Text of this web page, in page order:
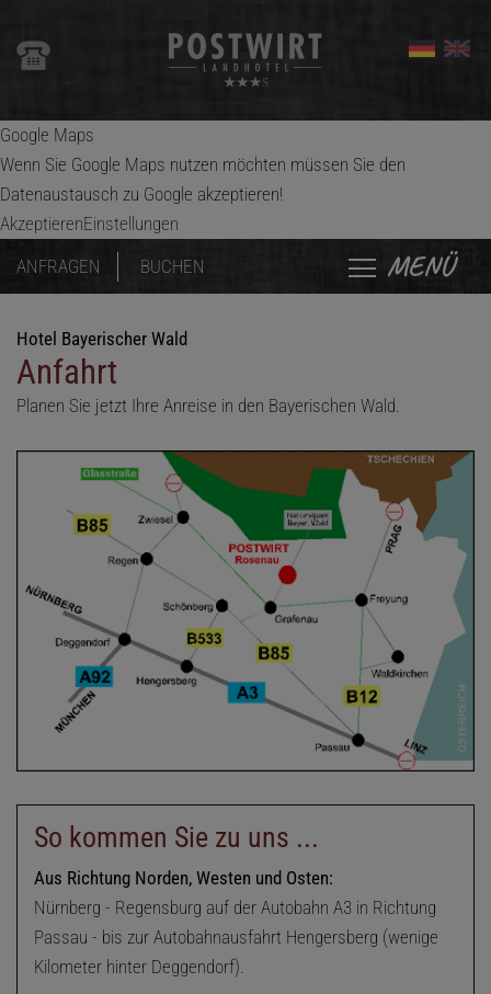
Google Maps
Wenn Sie Google Maps nutzen möchten müssen Sie den
Datenaustausch zu Google akzeptieren!
AkzeptierenEinstellungen
ANFRAGEN
BUCHEN MENÜ
Hotel Bayerischer Wald
Anfahrt
Planen Sie jetzt Ihre Anreise in den Bayerischen Wald.
So kommen Sie zu uns ...
Aus Richtung Norden, Westen und Osten:
Nürnberg - Regensburg auf der Autobahn A3 in Richtung
Passau - bis zur Autobahnausfahrt Hengersberg (wenige
Kilometer hinter Deggendorf).